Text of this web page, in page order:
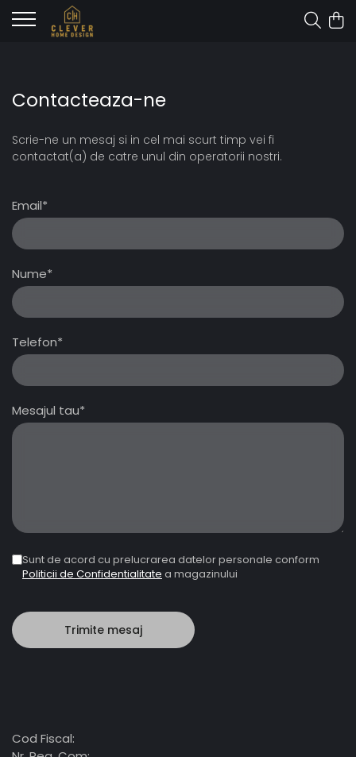
Contacteaza-ne
Scrie-ne un mesaj si in cel mai scurt timp vei fi
contactat(a) de catre unul din operatorii nostri.
Email*
Nume*
Telefon*
Mesajul tau*
Sunt de acord cu prelucrarea datelor personale conform
Politicii de Confidentialitate a magazinului
Cod Fiscal: